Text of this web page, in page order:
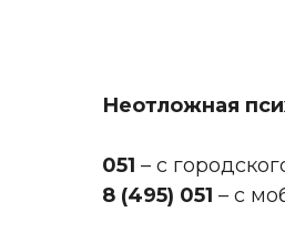
Неотложная
051 – с
8 (495) 051 – с